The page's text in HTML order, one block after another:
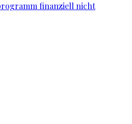
finanziell nicht